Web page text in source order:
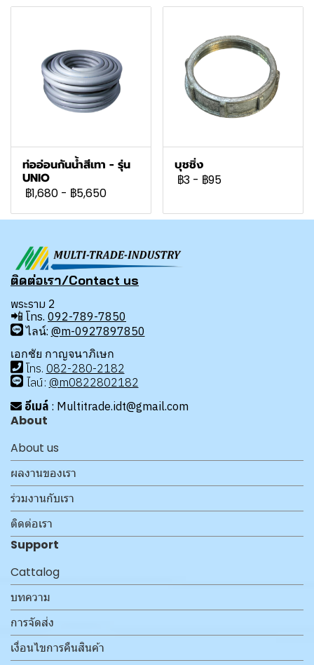
ท่ออ่อนกันน้ำสีเทา - รุ่น
UNIO
฿1,680 - ฿5,650
บุชชิ่ง
฿3 - ฿95
ติดต่อเรา/Contact us
พระราม 2
📲 โทร. 092-789-7850
ไลน์: @m-0927897850
เอกชัย กาญจนาภิเษก
โทร. 082-280-2182
ไลน์: @m0822802182
อีเมล์ : Multitrade.idt@gmail.com
About
About us
ผลงานของเรา
ร่วมงานกับเรา
ติดต่อเรา
Support
Cattalog
บทความ
การจัดส่ง
เงื่อนไขการคืนสินค้า